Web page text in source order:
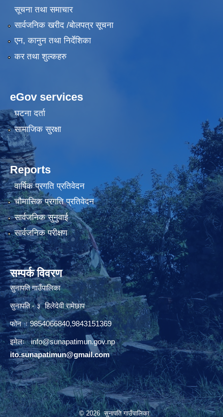
सूचना तथा समाचार
सार्वजनिक खरीद /बोलपत्र सूचना
एन, कानुन तथा निर्देशिका
कर तथा शुल्कहरु
eGov services
घटना दर्ता
सामाजिक सुरक्षा
Reports
वार्षिक प्रगति प्रतिवेदन
चौमासिक प्रगति प्रतिवेदन
सार्वजनिक सुनुवाई
सार्वजनिक परीक्षण
सम्पर्क विवरण
सुनापति गाउँपालिका
सुनापति - ३ हिलेदेवी रामेछाप
फोन ः 9854066840,9843151369
इमेलः info@sunapatimun.gov.np
ito.sunapatimun@gmail.com
© 2026 सुनापति गाउँपालिका